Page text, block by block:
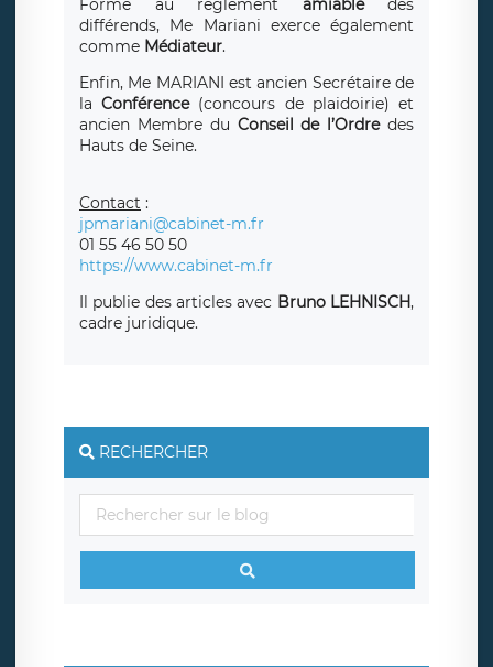
Formé au règlement amiabledes
différends, Me Mariani exerce également
comme Médiateur.
Enfin, Me MARIANI est ancien Secrétaire de
laConférence (concours de plaidoirie) et
ancien Membre du Conseil de l’Ordredes
Hauts de Seine.
Contact :
jpmariani@cabinet-m.fr
01 55 46 50 50
https://www.cabinet-m.fr
Il publie des articles avec Bruno LEHNISCH,
cadre juridique.
RECHERCHER